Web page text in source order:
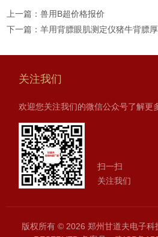
上一篇：兽用B超价格报价
下一篇：羊用背膘眼肌测定仪猪牛背膘
关注我们
欢迎您关注我们的微信公众号了解更
扫一扫
关注我们
版权所有 © 2026 郑州甘道夫电子科